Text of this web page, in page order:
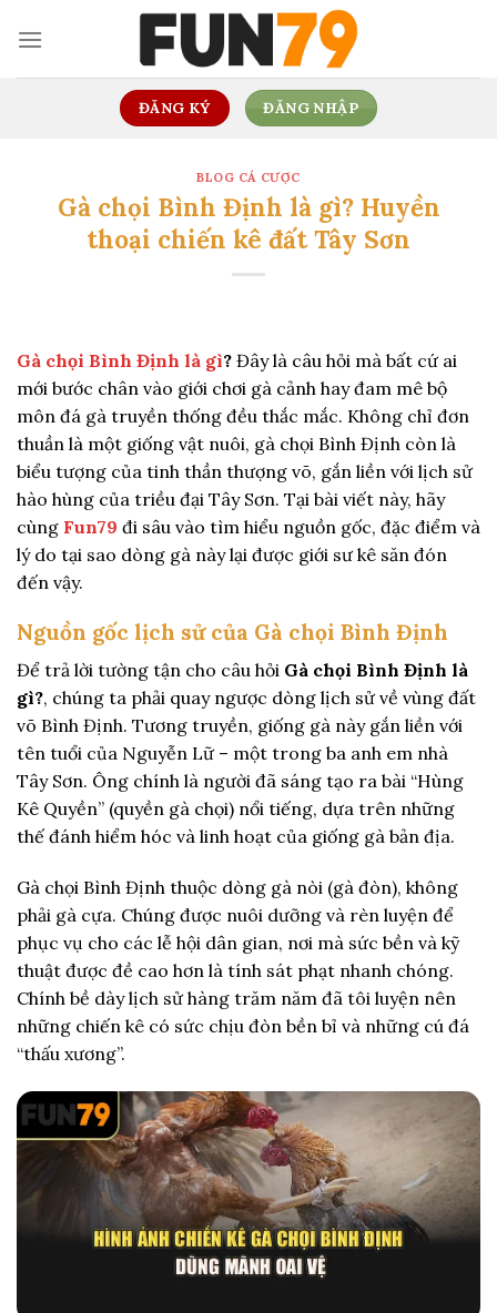
ĐĂNG KÝ ĐĂNG NHẬP
BLOG CÁ CƯỢC
Gà chọi Bình Định là gì? Huyền
thoại chiến kê đất Tây Sơn
Gà chọi Bình Định là gì? Đây là câu hỏi mà bất cứ ai
mới bước chân vào giới chơi gà cảnh hay đam mê bộ
môn đá gà truyền thống đều thắc mắc. Không chỉ đơn
thuần là một giống vật nuôi, gà chọi Bình Định còn là
biểu tượng của tinh thần thượng võ, gắn liền với lịch sử
hào hùng của triều đại Tây Sơn. Tại bài viết này, hãy
cùng Fun79 đi sâu vào tìm hiểu nguồn gốc, đặc điểm và
lý do tại sao dòng gà này lại được giới sư kê săn đón
đến vậy.
Nguồn gốc lịch sử của Gà chọi Bình Định
Để trả lời tường tận cho câu hỏi Gà chọi Bình Định là
gì?, chúng ta phải quay ngược dòng lịch sử về vùng đất
võ Bình Định. Tương truyền, giống gà này gắn liền với
tên tuổi của Nguyễn Lữ – một trong ba anh em nhà
Tây Sơn. Ông chính là người đã sáng tạo ra bài “Hùng
Kê Quyền” (quyền gà chọi) nổi tiếng, dựa trên những
thế đánh hiểm hóc và linh hoạt của giống gà bản địa.
Gà chọi Bình Định thuộc dòng gà nòi (gà đòn), không
phải gà cựa. Chúng được nuôi dưỡng và rèn luyện để
phục vụ cho các lễ hội dân gian, nơi mà sức bền và kỹ
thuật được đề cao hơn là tính sát phạt nhanh chóng.
Chính bề dày lịch sử hàng trăm năm đã tôi luyện nên
những chiến kê có sức chịu đòn bền bỉ và những cú đá
“thấu xương”.